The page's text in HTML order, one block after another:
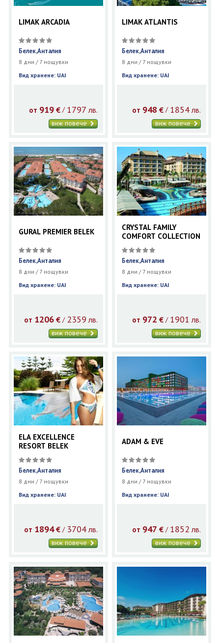
LIMAK ARCADIA
Белек,Анталия
8 дни / 7 нощувки
Вид хранене: UAI
от 919 €/ 1797 лв.
виж повече
LIMAK ATLANTIS
Белек,Анталия
8 дни / 7 нощувки
Вид хранене: UAI
от 948 € / 1854 лв.
виж повече
GURAL PREMIER BELEK
Белек,Анталия
8 дни / 7 нощувки
Вид хранене: UAI
от 1206 €/ 2359 лв.
виж повече
CRYSTAL FAMILY
COMFORT COLLECTION
Белек,Анталия
8 дни / 7 нощувки
Вид хранене: UAI
от 972 € / 1901 лв.
виж повече
ELA EXCELLENCE
RESORT BELEK
Белек,Анталия
8 дни / 7 нощувки
Вид хранене: UAI
от 1894 €/ 3704 лв.
виж повече
ADAM & EVE
Белек,Анталия
8 дни / 7 нощувки
Вид хранене: UAI
от 947 € / 1852 лв.
виж повече